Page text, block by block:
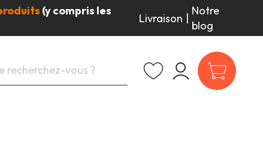
(y compris les
Livraison |
Notre
blog